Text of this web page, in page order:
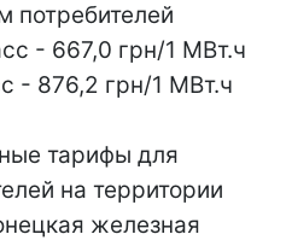
потребителей
- 667,0 грн/1 МВт.ч
- 876,2 грн/1 МВт.ч
тарифы для
на территории
железная